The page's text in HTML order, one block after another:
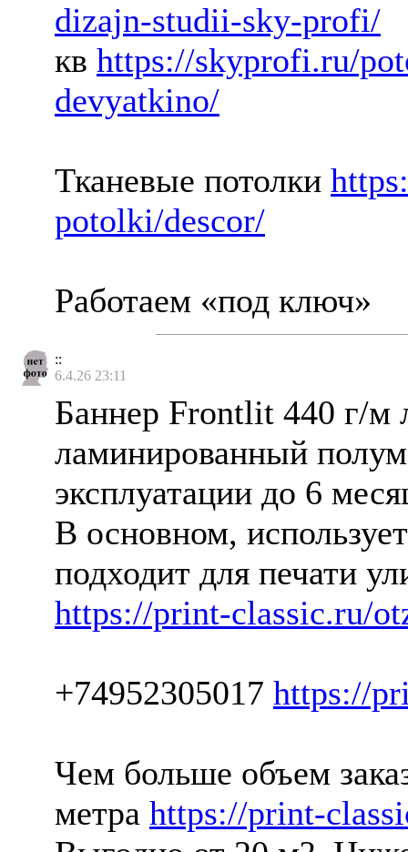
dizajn-studii-sky-profi/
кв https://skyprofi.ru/
devyatkino/
Тканевые потолки
potolki/descor/
Работаем «под ключ»
::
6.4.26 23:11
Баннер Frontlit 440 г/м
ламинированный
эксплуатации до 6
В основном,
подходит для печати
https://print-classic.ru/
+74952305017 https://
Чем больше объем
метра https://print-